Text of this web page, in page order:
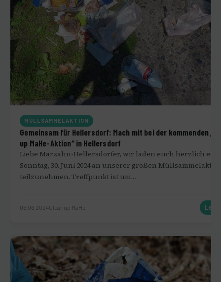
MÜLLSAMMELAKTION
Gemeinsam für Hellersdorf: Mach mit bei der kommenden
up MaHe-Aktion“ in Hellersdorf
Liebe Marzahn-Hellersdorfer, wir laden euch herzlich ein,
Sonntag, 30. Juni 2024 an unserer großen
teilzunehmen. Treffpunkt ist um…
06.06.2024Cleanup MaHe